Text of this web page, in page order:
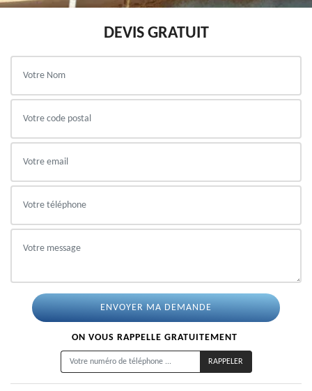
DEVIS GRATUIT
ON VOUS RAPPELLE GRATUITEMENT